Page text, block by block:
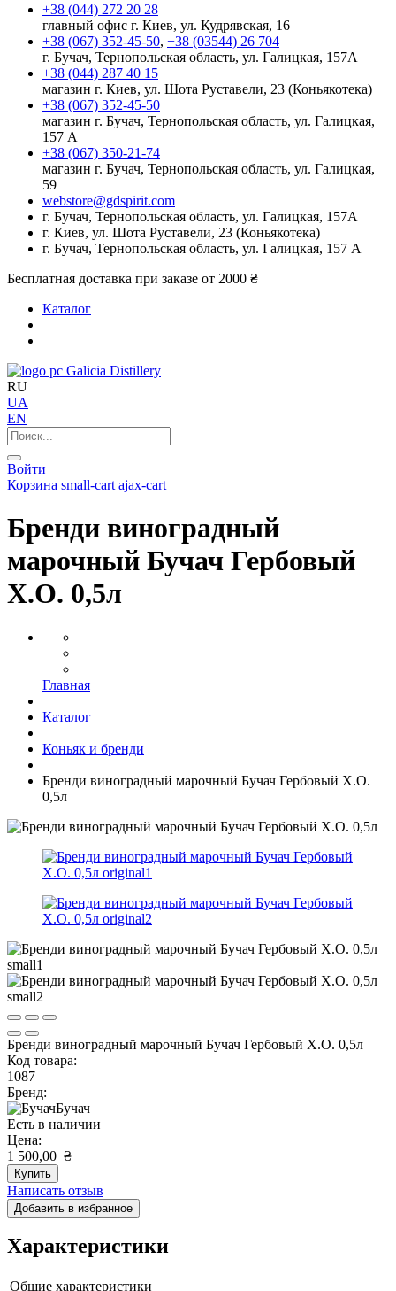
+38 (044) 272 20 28
главный офис г. Киев, ул. Кудрявская, 16
+38 (067) 352-45-50, +38 (03544) 26 704
г. Бучач, Тернопольская область, ул. Галицкая, 157А
+38 (044) 287 40 15
магазин г. Киев, ул. Шота Руставели, 23 (Коньякотека)
+38 (067) 352-45-50
магазин г. Бучач, Тернопольская область, ул. Галицкая,
157 А
+38 (067) 350-21-74
магазин г. Бучач, Тернопольская область, ул. Галицкая,
59
webstore@gdspirit.com
г. Бучач, Тернопольская область, ул. Галицкая, 157А
г. Киев, ул. Шота Руставели, 23 (Коньякотека)
г. Бучач, Тернопольская область, ул. Галицкая, 157 А
Бесплатная доставка при заказе от 2000 ₴
Каталог
Galicia Distillery
RU
UA
EN
Войти
Корзина small-cart ajax-cart
Бренди виноградный
марочный Бучач Гербовый
Х.О. 0,5л
Главная
Каталог
Коньяк и бренди
Бренди виноградный марочный Бучач Гербовый Х.О.
0,5л
Бренди виноградный марочный Бучач Гербовый Х.О. 0,5л
Код товара:
1087
Бренд:
Бучач
Есть в наличии
Цена:
1 500,00 ₴
Купить
Написать отзыв
Добавить в избранное
Характеристики
Общие характеристики